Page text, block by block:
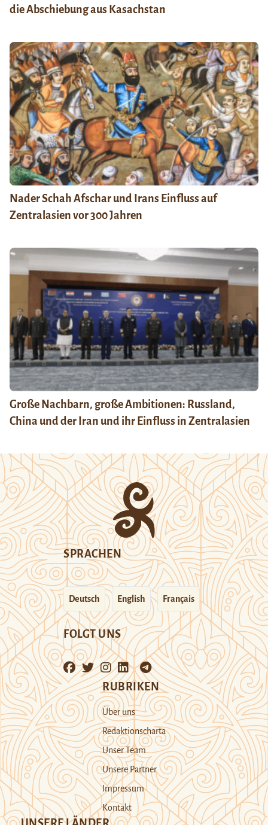
die Abschiebung aus Kasachstan
Nader Schah Afschar und Irans Einfluss auf
Zentralasien vor 300 Jahren
Große Nachbarn, große Ambitionen: Russland,
China und der Iran und ihr Einfluss in Zentralasien
SPRACHEN
Deutsch English Français
FOLGT UNS
RUBRIKEN
Über uns
Redaktionscharta
Unser Team
Unsere Partner
Impressum
Kontakt